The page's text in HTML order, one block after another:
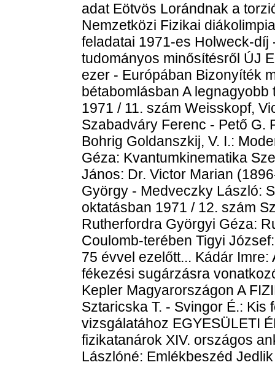
adat Eötvös Lorándnak a
Nemzetközi Fizikai
feladatai 1971-es Holweck-
tudományos minősítésről ÚJ
ezer - Európában Bizonyíték
bétabomlásban A
1971 / 11. szám Weisskopf,
Szabadváry Ferenc - Pető G.
Bohrig Goldanszkij, V. I.:
Géza: Kvantumkinematika
János: Dr. Victor Marian
György - Medveczky László:
oktatásban 1971 / 12. szám
Rutherfordra Györgyi Géza:
Coulomb-terében Tigyi
75 évvel ezelőtt... Kádár
fékezési sugárzásra
Kepler Magyarországon A
Sztaricska T. - Svingor É.:
vizsgálatához EGYESÜLETI
fizikatanárok XIV. országos
Lászlóné: Emlékbeszéd